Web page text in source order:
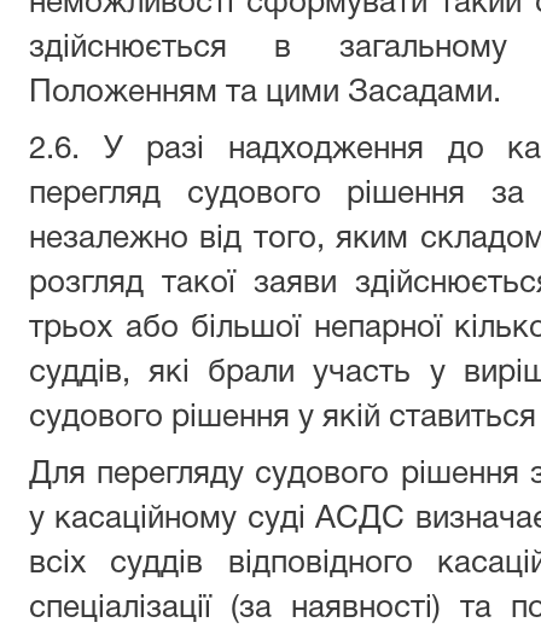
здійснюється в загальному
Положенням та цими Засадами.
2.6. У разі надходження до
перегляд судового рішення
незалежно від того, яким
розгляд такої заяви
трьох або більшої непарної
суддів, які брали участь у
судового рішення у якій
Для перегляду судового
у касаційному суді АСДС
всіх суддів відповідного
спеціалізації (за наявності) та